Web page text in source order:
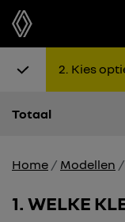
Stap 1: Kies
2 Kies
Totaal
Home Modellen
1 WELKE